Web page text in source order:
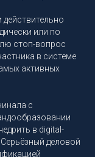
или по
стоп-вопрос
в системе
активных
с
в digital-
деловой